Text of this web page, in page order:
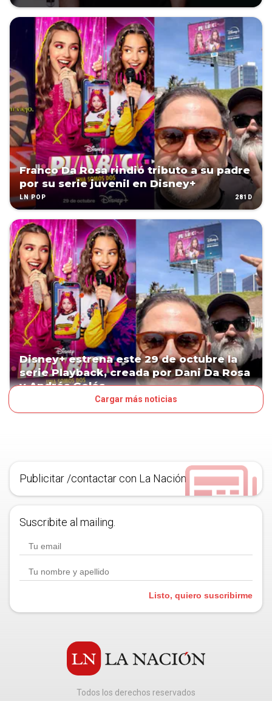
Franco Da Rosa rindió tributo a su padre
por su serie juvenil en Disney+
LN POP 281D
Disney+ estrena este 29 de octubre la
serie Playback, creada por Dani Da Rosa
y Andrés Gelós
Cargar más noticias
Publicitar /contactar con La Nación
Suscribite al mailing.
Listo, quiero suscribirme
Todos los derechos reservados